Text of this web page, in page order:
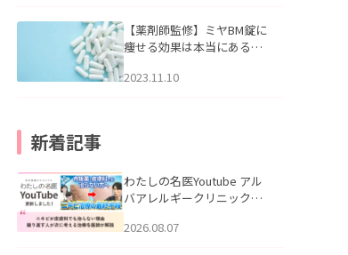
【薬剤師監修】ミヤBM錠に
痩せる効果は本当にある
2023.11.10
新着記事
わたしの名医Youtube アル
バアレルギークリニック札
らない理由｜繰り返す人が
2026.08.07